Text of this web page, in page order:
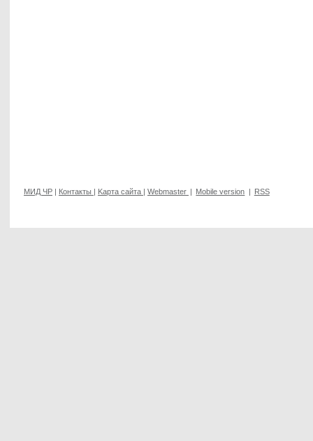
МИД ЧР | Контакты | Kарта сайта | Webmaster | Mobile version | RSS